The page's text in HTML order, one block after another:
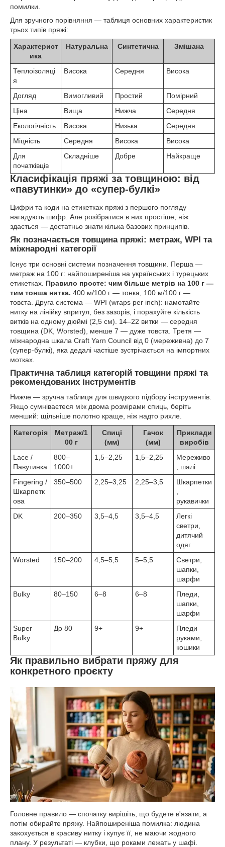
помилки.
Для зручного порівняння — таблиця основних характеристик
трьох типів пряжі:
Характерист
ика
Натуральна Синтетична Змішана
Теплоізоляці
я
Висока Середня Висока
Догляд Вимогливий Простий
Помірний
Ціна
Вища Нижча
Середня
Екологічність
Висока Низька
Середня
Міцність
Середня Висока
Висока
Для
початківців
Складніше Добре Найкраще
Класифікація пряжі за товщиною: від
«павутинки» до «супер-булкі»
Цифри та коди на етикетках пряжі з першого погляду
нагадують шифр. Але розібратися в них простіше, ніж
здається — достатньо знати кілька базових принципів.
Як позначається товщина пряжі: метраж, WPI та
міжнародні категорії
Існує три основні системи позначення товщини. Перша —
метраж на 100 г: найпоширеніша на українських і турецьких
етикетках. Правило просте: чим більше метрів на 100 г —
тим тонша нитка. 400 м/100 г — тонка, 100 м/100 г —
товста. Друга система — WPI (wraps per inch): намотайте
нитку на лінійку впритул, без зазорів, і порахуйте кількість
витків на одному дюймі (2,5 см). 14–22 витки — середня
товщина (DK, Worsted), менше 7 — дуже товста. Третя —
міжнародна шкала Craft Yarn Council від 0 (мереживна) до 7
(супер-булкі), яка дедалі частіше зустрічається на імпортних
мотках.
Практична таблиця категорій товщини пряжі та
рекомендованих інструментів
Нижче — зручна таблиця для швидкого підбору інструментів.
Якщо сумніваєтеся між двома розмірами спиць, беріть
менший: щільніше полотно краще, ніж надто рихле.
Категорія
Метраж/1
00 г
Спиці
(мм)
Гачок
(мм)
Приклади
виробів
Lace /
Павутинка
800–
1000+
1,5–2,25 1,5–2,25
Мереживо
, шалі
Fingering /
Шкарпетк
ова
350–500 2,25–3,25 2,25–3,5
Шкарпетки
,
рукавички
DK
200–350 3,5–4,5 3,5–4,5
Легкі
светри,
дитячий
одяг
Worsted
150–200 4,5–5,5 5–5,5
Светри,
шапки,
шарфи
Bulky
80–150 6–8 6–8
Пледи,
шапки,
шарфи
Super
Bulky
До 80 9+ 9+
Пледи
руками,
кошики
Як правильно вибрати пряжу для
конкретного проєкту
Головне правило — спочатку вирішіть, що будете в'язати, а
потім обирайте пряжу. Найпоширеніша помилка: людина
закохується в красиву нитку і купує її, не маючи жодного
плану. У результаті — клубки, що роками лежать у шафі.